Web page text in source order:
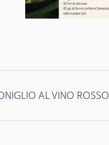
AL VINO ROSSO